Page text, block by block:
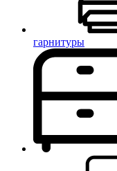
гарнитуры